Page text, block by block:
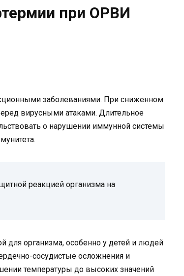
при ОРВИ
заболеваниями. При сниженном
вирусными атаками. Длительное
о нарушении иммунной системы
реакцией организма на
для организма, особенно у детей и людей
сосудистые осложнения и
температуры до высоких значений